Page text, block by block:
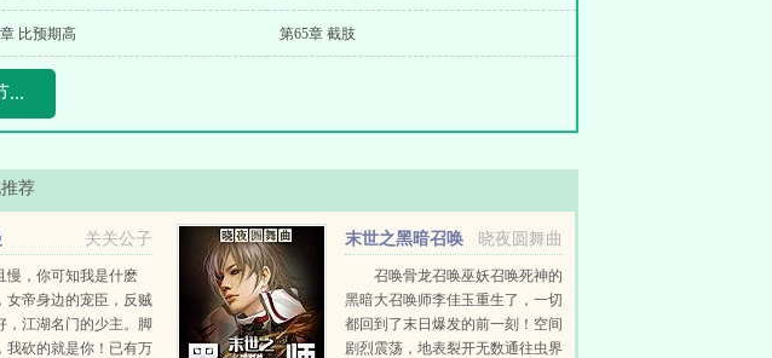
比预期高 第65章 截肢
...
荐
关关公子
慢，你可知我是什麽
女帝身边的宠臣，反贼
，江湖名门的少主。脚
我砍的就是你！已有万
晓夜圆舞曲
末世之黑暗召唤
召唤骨龙召唤巫妖召唤死神的
黑暗大召唤师李佳玉重生了，一切
都回到了末日爆发的前一刻！空间
剧烈震荡，地表裂开无数通往虫界